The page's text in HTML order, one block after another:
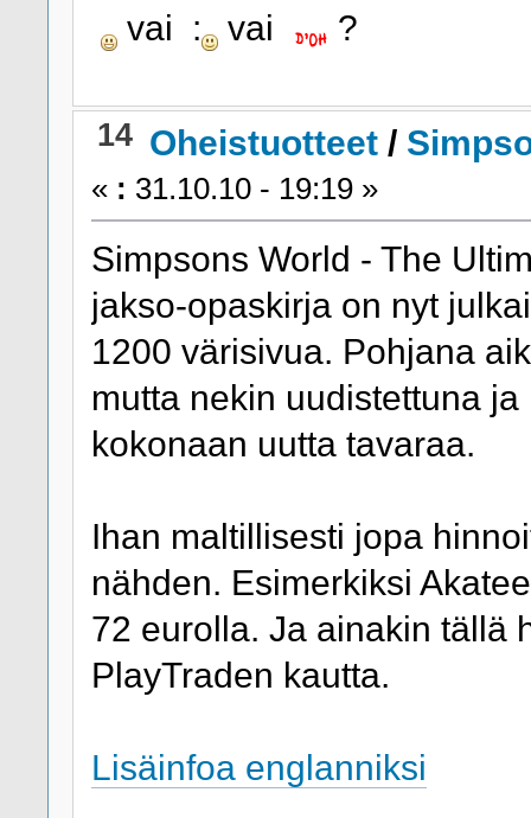
vai : vai ?
14 Oheistuotteet /
« : 31.10.10 - 19:19 »
Simpsons World - The
jakso-opaskirja on nyt
1200 värisivua. Pohjana
mutta nekin uudistettuna
kokonaan uutta tavaraa.
Ihan maltillisesti jopa
nähden. Esimerkiksi
72 eurolla. Ja ainakin tällä
PlayTraden kautta.
Lisäinfoa englanniksi